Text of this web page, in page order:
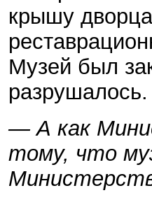
крышу
Музей был
разрушалось.
— А как
тому, что